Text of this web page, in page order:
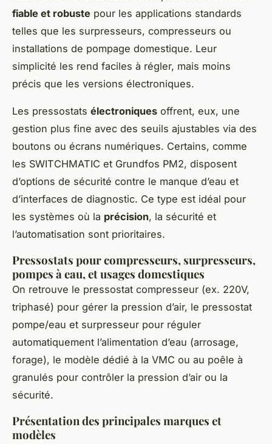
fiable et robuste pour les applications standards
telles que les surpresseurs, compresseurs ou
installations de pompage domestique. Leur
simplicité les rend faciles à régler, mais moins
précis que les versions électroniques.
Les pressostats électroniques offrent, eux, une
gestion plus fine avec des seuils ajustables via des
boutons ou écrans numériques. Certains, comme
les SWITCHMATIC et Grundfos PM2, disposent
d’options de sécurité contre le manque d’eau et
d’interfaces de diagnostic. Ce type est idéal pour
les systèmes où la précision, la sécurité et
l’automatisation sont prioritaires.
Pressostats pour compresseurs, surpresseurs,
pompes à eau, et usages domestiques
On retrouve le pressostat compresseur (ex. 220V,
triphasé) pour gérer la pression d’air, le pressostat
pompe/eau et surpresseur pour réguler
automatiquement l’alimentation d’eau (arrosage,
forage), le modèle dédié à la VMC ou au poêle à
granulés pour contrôler la pression d’air ou la
sécurité.
Présentation des principales marques et
modèles